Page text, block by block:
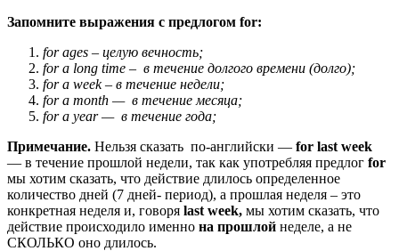
Запомните выражения с предлогом for:
for ages – целую вечность;
for a long time – в течение долгого времени (долго);
for a week – в течение недели;
for a month — в течение месяца;
for a year — в течение года;
Примечание. Нельзя сказать по-английски — for last week
— в течение прошлой недели, так как употребляя предлог for
мы хотим сказать, что действие длилось определенное
количество дней (7 дней- период), а прошлая неделя – это
конкретная неделя и, говоря last week, мы хотим сказать, что
действие происходило именно на прошлой неделе, а не
СКОЛЬКО оно длилось.